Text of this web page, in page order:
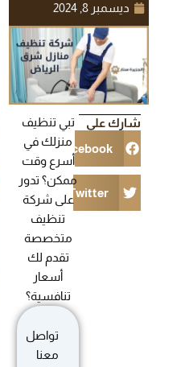
ديسمبر 8, 2024
شارك على
Facebook
Twitter
تبي تنظيف
منزلك في
أسرع وقت
ممكن؟ تدور
على شركة
تنظيف
متخصصة
تقدم لك
أسعار
تنافسية؟
تواصل
معنا